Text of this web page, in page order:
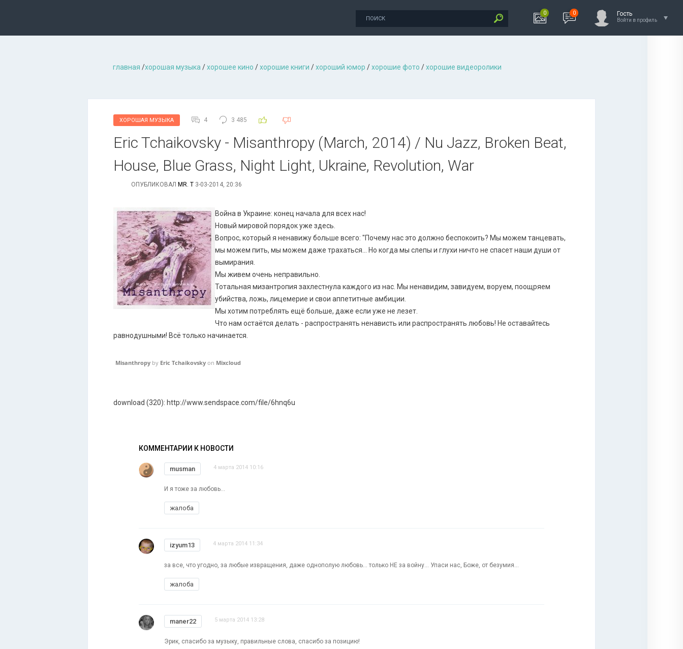
0 0 Гость
Войти в профиль
главная /хорошая музыкa /хорошее кино /хорошие книги /хороший юмор /хорошие фото /хорошие видеоролики
ХОРОШАЯ МУЗЫКА 4 3 485
Eric Tchaikovsky - Misanthropy (March, 2014) / Nu Jazz, Broken Beat,
House, Blue Grass, Night Light, Ukraine, Revolution, War
ОПУБЛИКОВАЛ MR. T 3-03-2014, 20:36
Война в Украине: конец начала для всех нас!
Новый мировой порядок уже здесь.
Вопрос, который я ненавижу больше всего: "Почему нас это должно беспокоить? Мы можем танцевать,
мы можем пить, мы можем даже трахаться... Но когда мы слепы и глухи ничто не спасет наши души от
вымирания.
Мы живем очень неправильно.
Тотальная мизантропия захлестнула каждого из нас. Мы ненавидим, завидуем, воруем, поощряем
убийства, ложь, лицемерие и свои аппетитные амбиции.
Мы хотим потреблять ещё больше, даже если уже не лезет.
Что нам остаётся делать - распространять ненависть или распространять любовь! Не оставайтесь
равнодушными! Всё только начинается.
Misanthropy by Eric Tchaikovsky on Mixcloud
download (320): http://www.sendspace.com/file/6hnq6u
КОММЕНТАРИИ К НОВОСТИ
musman 4 марта 2014 10:16
И я тоже за любовь...
жалоба
izyum13 4 марта 2014 11:34
за все, что угодно, за любые извращения, даже однополую любовь... только НЕ за войну... Упаси нас, Боже, от безумия...
жалоба
maner22 5 марта 2014 13:28
Эрик, спасибо за музыку, правильные слова, спасибо за позицию!